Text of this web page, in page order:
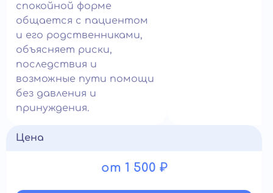
спокойной форме
общается с пациентом
и его родственниками,
объясняет риски,
последствия и
возможные пути помощи
без давления и
принуждения.
Цена
от 1 500 ₽